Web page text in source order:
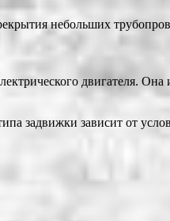
небольших
двигателя. Она
задвижки зависит от